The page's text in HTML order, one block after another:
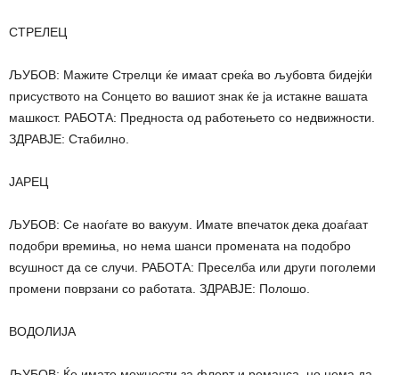
СТРЕЛЕЦ
ЉУБОВ: Мажите Стрелци ќе имаат среќа во љубовта бидејќи
присуството на Сонцето во вашиот знак ќе ја истакне вашата
машкост. РАБОТА: Предноста од работењето со недвижности.
ЗДРАВЈЕ: Стабилно.
ЈАРЕЦ
ЉУБОВ: Се наоѓате во вакуум. Имате впечаток дека доаѓаат
подобри времиња, но нема шанси промената на подобро
всушност да се случи. РАБОТА: Преселба или други поголеми
промени поврзани со работата. ЗДРАВЈЕ: Полошо.
ВОДОЛИЈА